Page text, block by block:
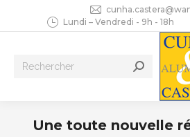
Lundi – Vendredi - 9h - 18h
Recherche
Une toute nouvelle